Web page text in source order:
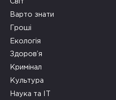
Світ
Варто знати
Гроші
Екологія
Здоров’я
Кримінал
Культура
Наука та ІТ